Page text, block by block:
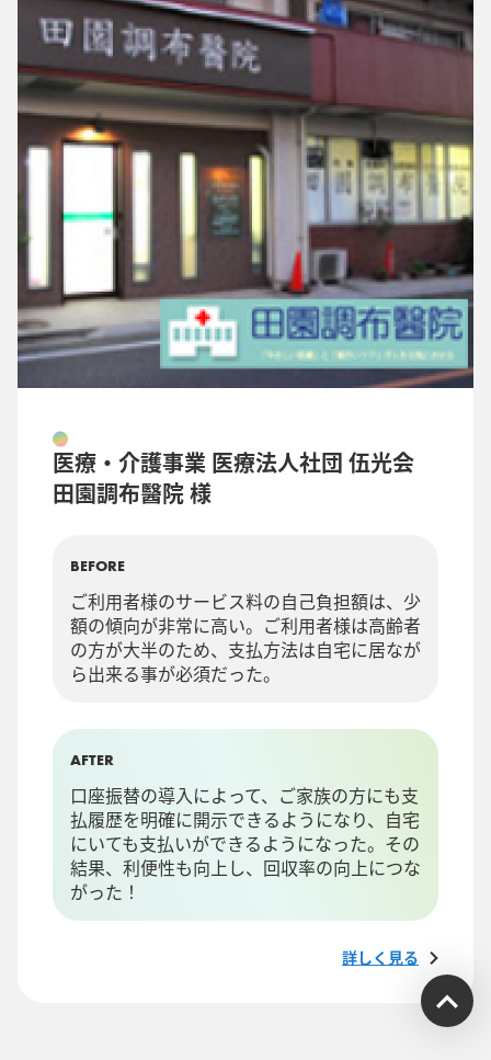
医療・介護事業 医療法人社団 伍光会
田園調布醫院 様
BEFORE
ご利用者様のサービス料の自己負担額は、少
額の傾向が非常に高い。ご利用者様は高齢者
の方が大半のため、支払方法は自宅に居なが
ら出来る事が必須だった。
AFTER
口座振替の導入によって、ご家族の方にも支
払履歴を明確に開示できるようになり、自宅
にいても支払いができるようになった。その
結果、利便性も向上し、回収率の向上につな
がった！
詳しく見る